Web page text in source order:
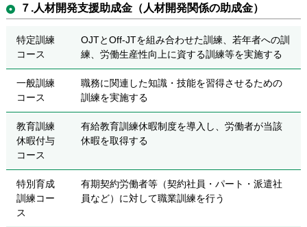
７.人材開発支援助成金（人材開発関係の助成金）
特定訓練
コース
OJTとOff-JTを組み合わせた訓練、若年者への訓
練、労働生産性向上に資する訓練等を実施する
一般訓練
コース
職務に関連した知識・技能を習得させるための
訓練を実施する
教育訓練
休暇付与
コース
有給教育訓練休暇制度を導入し、労働者が当該
休暇を取得する
特別育成
訓練コー
ス
有期契約労働者等（契約社員・パート・派遣社
員など）に対して職業訓練を行う